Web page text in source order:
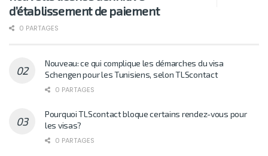
d’établissement de paiement
0 PARTAGES
Nouveau: ce qui complique les démarches du visa
Schengen pour les Tunisiens, selon TLScontact
0 PARTAGES
Pourquoi TLScontact bloque certains rendez-vous pour
les visas?
0 PARTAGES